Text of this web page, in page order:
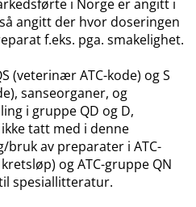
i Norge er angitt i
angitt der hvor doseringen
f.eks. pga. smakelighet.
(veterinær ATC-kode) og S
sanseorganer, og
i gruppe QD og D,
tatt med i denne
​bruk av preparater i ATC-
og ATC-gruppe QN
spesiallitteratur.